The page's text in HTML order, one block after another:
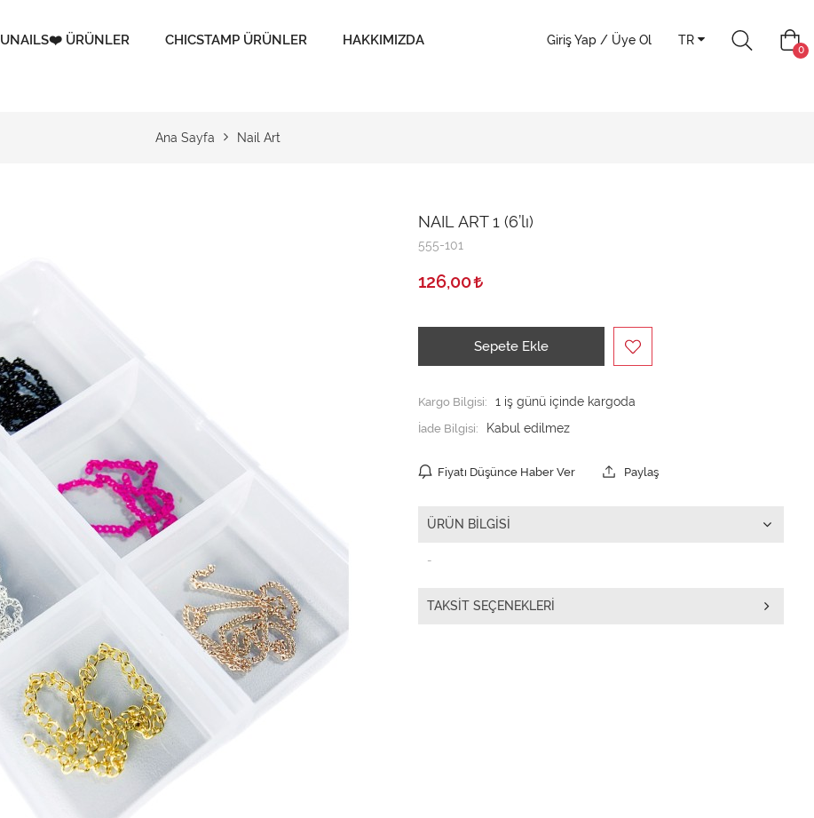
UNAILS❤️ ÜRÜNLER CHICSTAMP ÜRÜNLER HAKKIMIZDA Giriş Yap / Üye Ol TR
0
Ana Sayfa Nail Art
NAIL ART 1 (6’lı)
555-101
126,00
Sepete Ekle
Kargo Bilgisi:
1 iş günü içinde kargoda
İade Bilgisi:
Fiyatı Düşünce Haber Ver Paylaş
ÜRÜN BILGISI
-
TAKSIT SEÇENEKLERI